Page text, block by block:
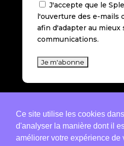
J'accepte que le
l'ouverture des e-mails
afin d'adapter au mieux
communications.
Suivez-nous sur les
Ce site utilise les cookies
d'analyser la manière dont il
améliorer votre expérience de